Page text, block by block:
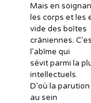
Mais en
les corps et les
vide des boîtes
crâniennes.
l'abîme qui
sévit parmi la
intellectuels.
D'où la
au sein